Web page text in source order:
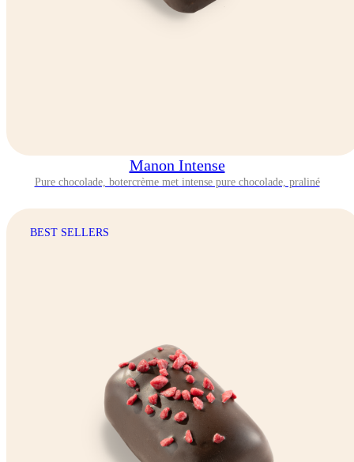
Manon Intense
Pure chocolade, botercrème met intense pure chocolade, praliné
BEST SELLERS